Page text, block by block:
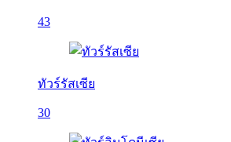
43
ทัวร์รัสเซีย
30